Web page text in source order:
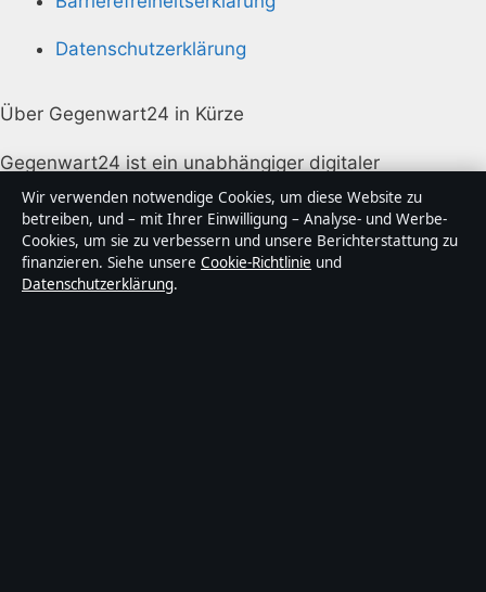
Datenschutzerklärung
Über Gegenwart24 in Kürze
Gegenwart24 ist ein unabhängiger digitaler
Nachrichtenanbieter mit Fokus auf Politik, Wirtschaft,
Technik und Gesellschaft in Deutschland. Jeder Artikel
trägt eine Byline, wird von einem Redakteur geprüft
und vor der Veröffentlichung faktengecheckt.
Wir verwenden notwendige Cookies, um diese Website zu
betreiben, und – mit Ihrer Einwilligung – Analyse- und Werbe-
Cookies, um sie zu verbessern und unsere Berichterstattung zu
finanzieren. Siehe unsere Cookie-Richtlinie und
Datenschutzerklärung.